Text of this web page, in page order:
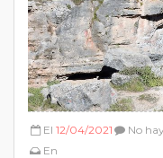
El 12/04/2021
En
No